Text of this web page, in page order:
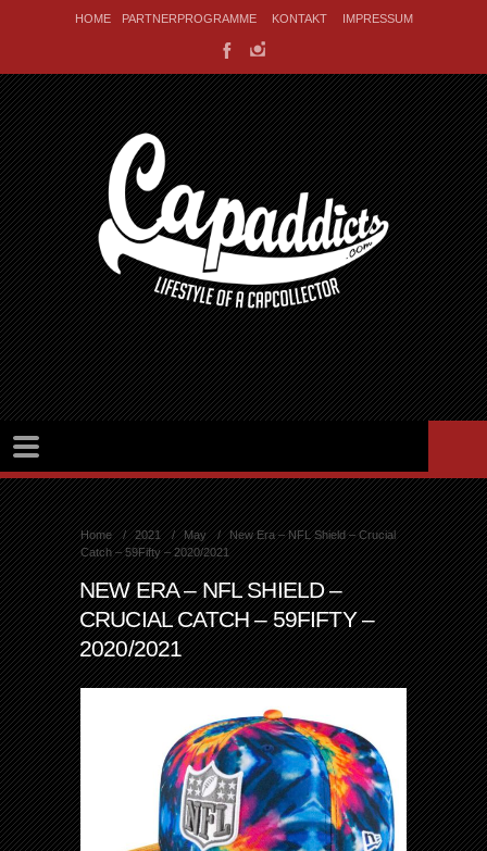
HOME PARTNERPROGRAMME KONTAKT IMPRESSUM
Home 2021 May
New Era – NFL Shield – Crucial
Catch – 59Fifty – 2020/2021
NEW ERA – NFL SHIELD –
CRUCIAL CATCH – 59FIFTY –
2020/2021